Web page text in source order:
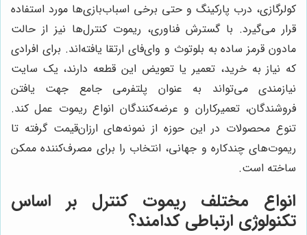
کولرگازی، درب پارکینگ و حتی برخی اسباب‌بازی‌ها مورد استفاده
قرار می‌گیرد. با گسترش فناوری، ریموت کنترل‌ها نیز از حالت
مادون قرمز ساده به بلوتوث و وای‌فای ارتقا یافته‌اند. برای افرادی
که نیاز به خرید، تعمیر یا تعویض این قطعه دارند، یک سایت
نیازمندی می‌تواند به عنوان پلتفرمی جامع جهت یافتن
فروشندگان، تعمیرکاران و عرضه‌کنندگان انواع ریموت عمل کند.
تنوع محصولات در این حوزه از نمونه‌های ارزان‌قیمت گرفته تا
ریموت‌های چندکاره و جهانی، انتخاب را برای مصرف‌کننده ممکن
ساخته است.
انواع مختلف ریموت کنترل بر اساس
تکنولوژی ارتباطی کدامند؟